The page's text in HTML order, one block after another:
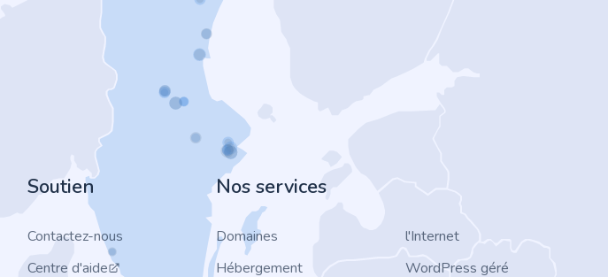
Soutien
Contactez-nous
Centre d'aide
Nos services
Domaines
Hébergement
l'Internet
WordPress géré